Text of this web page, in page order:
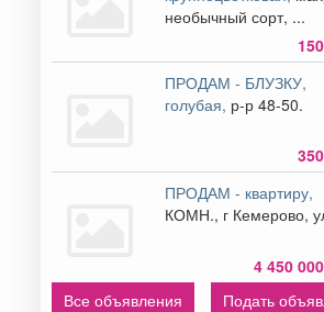
необычный сорт, ...
ПРОДАМ - БЛУЗКУ,
голубая, р-р 48-50.
ПРОДАМ - квартиру,
КОМН., г Кемерово,
4 450
Все объявления
Подать